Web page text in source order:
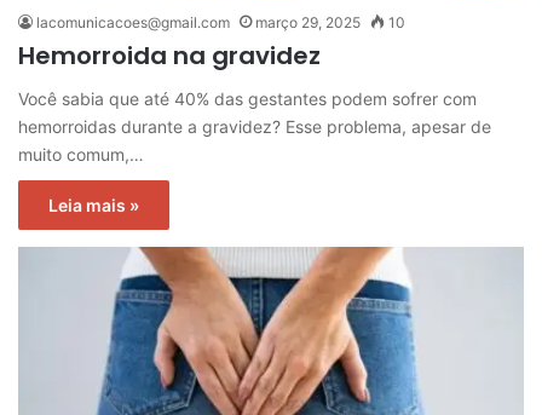
lacomunicacoes@gmail.com março 29, 2025 10
Hemorroida na gravidez
Você sabia que até 40% das gestantes podem sofrer com
hemorroidas durante a gravidez? Esse problema, apesar de
muito comum,…
Leia mais »